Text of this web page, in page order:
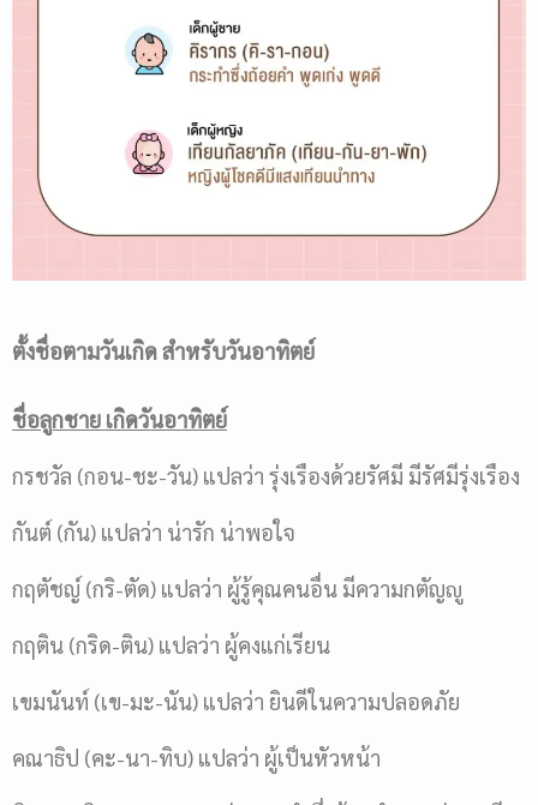
ตั้งชื่อตามวันเกิดสำหรับวันอาทิตย์
ชื่อลูกชาย เกิดวันอาทิตย์
กรชวัล (กอน-ชะ-วัน) แปลว่า รุ่งเรืองด้วยรัศมี มีรัศมีรุ่งเรือง
กันต์ (กัน) แปลว่า น่ารัก น่าพอใจ
กฤตัชญ์ (กริ-ตัด) แปลว่า ผู้รู้คุณคนอื่น มีความกตัญญู
กฤติน (กริด-ติน) แปลว่า ผู้คงแก่เรียน
เขมนันท์ (เข-มะ-นัน) แปลว่า ยินดีในความปลอดภัย
คณาธิป (คะ-นา-ทิบ) แปลว่า ผู้เป็นหัวหน้า